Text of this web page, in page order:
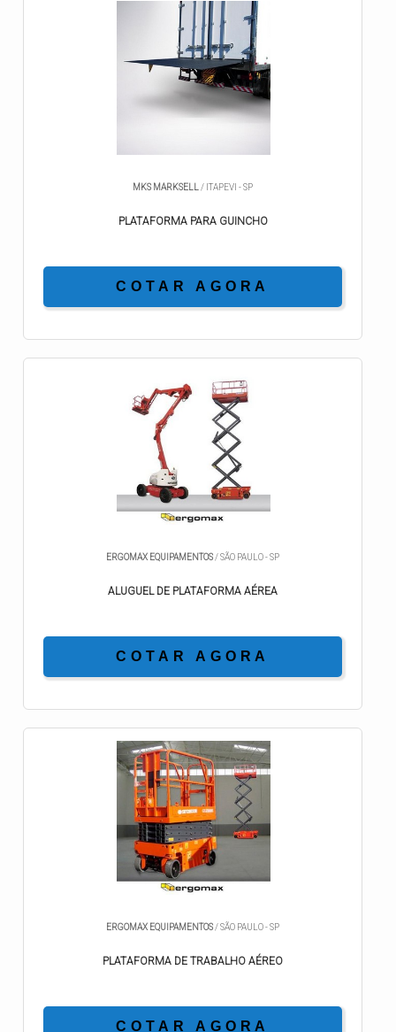
MKS MARKSELL / ITAPEVI - SP
PLATAFORMA PARA GUINCHO
COTAR AGORA
ERGOMAX EQUIPAMENTOS / SÃO PAULO - SP
ALUGUEL DE PLATAFORMA AÉREA
COTAR AGORA
ERGOMAX EQUIPAMENTOS / SÃO PAULO - SP
PLATAFORMA DE TRABALHO AÉREO
COTAR AGORA